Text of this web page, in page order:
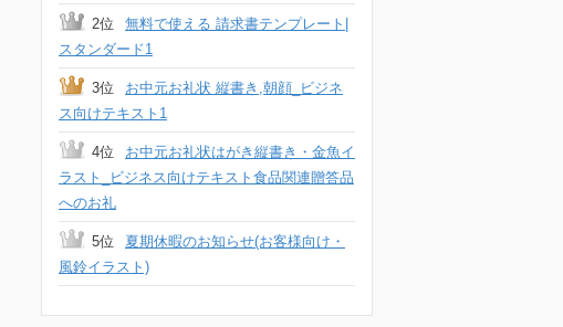
2位
無料で使える 請求書テンプレート|
スタンダード1
3位
お中元お礼状 縦書き,朝顔_ビジネ
ス向けテキスト1
4位
お中元お礼状はがき縦書き・金魚イ
ラスト_ビジネス向けテキスト食品関連贈答品
へのお礼
5位
夏期休暇のお知らせ(お客様向け・
風鈴イラスト)